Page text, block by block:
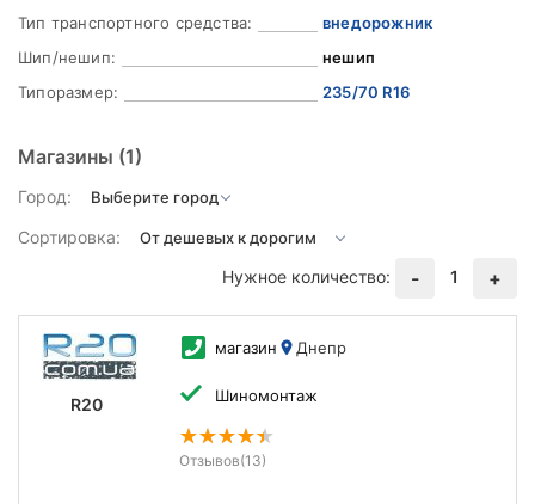
Тип транспортного средства:
внедорожник
Шип/нешип:
нешип
Типоразмер:
235/70 R16
Магазины (1)
Город:
Сортировка:
Нужное количество:
- 1 +
R20
магазин Днепр
Шиномонтаж
Отзывов(13)